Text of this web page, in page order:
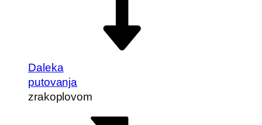
Daleka
putovanja
zrakoplovom